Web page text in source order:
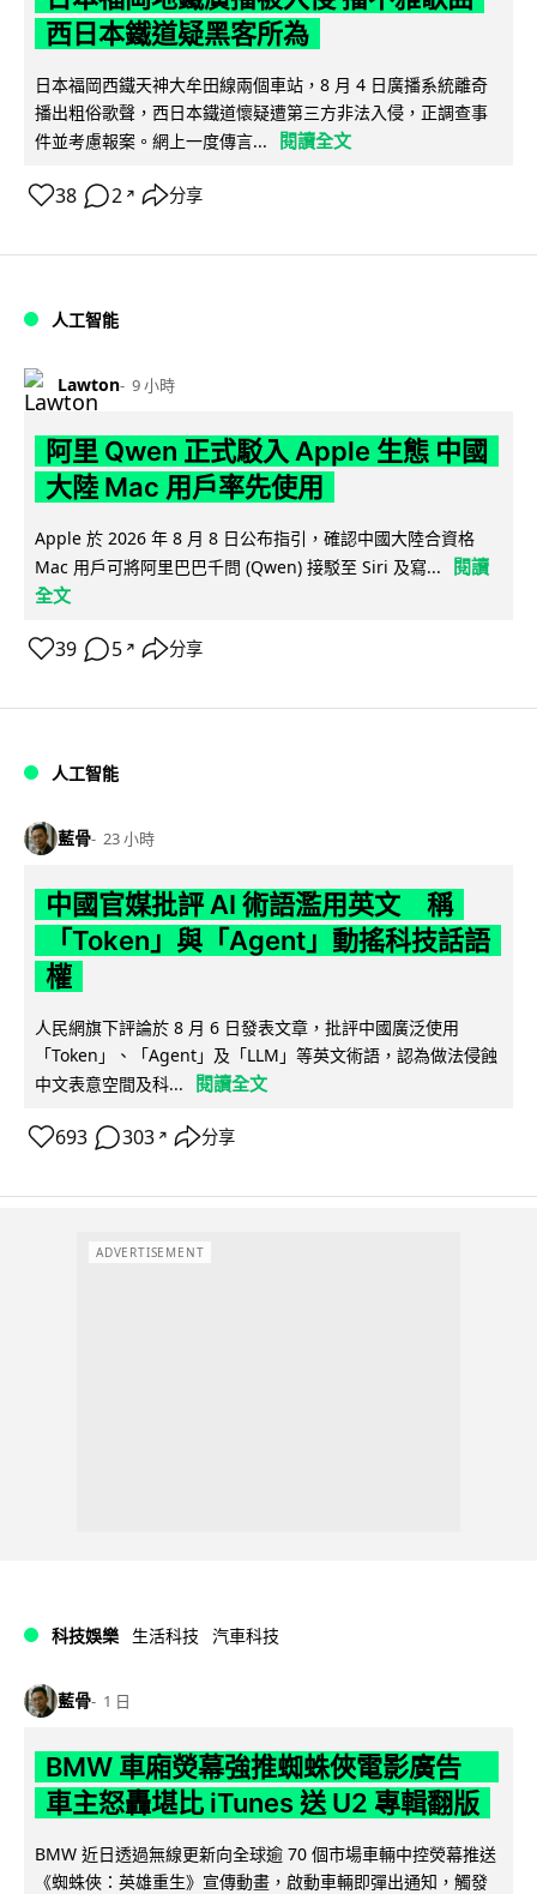
西日本鐵道疑黑客所為
日本福岡西鐵天神大牟田線兩個車站，8 月 4 日廣播系統離奇
播出粗俗歌聲，西日本鐵道懷疑遭第三方非法入侵，正調查事
件並考慮報案。網上一度傳言...
閱讀全文
38 2 ↗ 分享
人工智能
Lawton 9 小時
阿里 Qwen 正式駁入 Apple 生態 中國
大陸 Mac 用戶率先使用
Apple 於 2026 年 8 月 8 日公布指引，確認中國大陸合資格
Mac 用戶可將阿里巴巴千問 (Qwen) 接駁至 Siri 及寫...
閱讀
全文
39 5 ↗ 分享
人工智能
藍骨 23 小時
中國官媒批評 AI 術語濫用英文 稱
「Token」與「Agent」動搖科技話語
權
人民網旗下評論於 8 月 6 日發表文章，批評中國廣泛使用
「Token」、「Agent」及「LLM」等英文術語，認為做法侵蝕
中文表意空間及科...
閱讀全文
693 303 ↗ 分享
ADVERTISEMENT
科技娛樂 生活科技 汽車科技
藍骨 1 日
BMW 車廂熒幕強推蜘蛛俠電影廣告
車主怒轟堪比 iTunes 送 U2 專輯翻版
BMW 近日透過無線更新向全球逾 70 個市場車輛中控熒幕推送
《蜘蛛俠：英雄重生》宣傳動畫，啟動車輛即彈出通知，觸發